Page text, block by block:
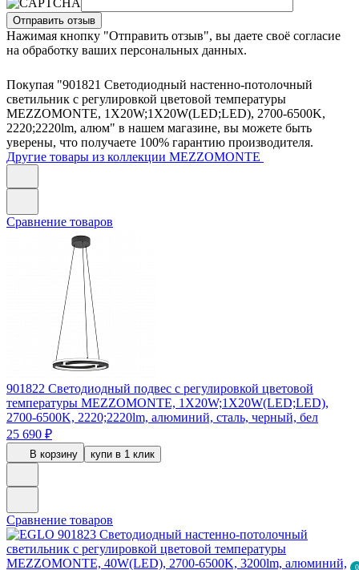
0
Отправить отзыв
Нажимая кнопку "Отправить отзыв", вы даете своё согласие
на обработку ваших персональных данных.
Покупая "901821 Светодиодный настенно-потолочный
светильник с регулировкой цветовой температуры
MEZZOMONTE, 1X20W;1X20W(LED;LED), 2700-6500K,
2220;2220lm, алюм" в нашем магазине, вы можете быть
уверены, что получаете 100% гарантию производителя.
Другие товары из коллекции MEZZOMONTE
Сравнение товаров
901822 Светодиодный подвес с регулировкой цветовой
температуры MEZZOMONTE, 1X20W;1X20W(LED;LED),
2700-6500K, 2220;2220lm, алюминий, сталь, черный, бел
25 690 ₽
В корзину купи в 1 клик
Сравнение товаров